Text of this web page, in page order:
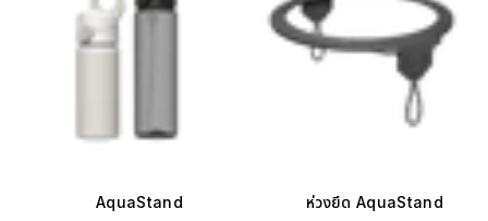
AquaStand ห่วงยึด AquaStand